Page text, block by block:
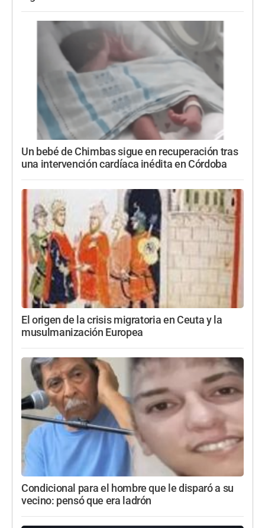
Un bebé de Chimbas sigue en recuperación tras
una intervención cardíaca inédita en Córdoba
El origen de la crisis migratoria en Ceuta y la
musulmanización Europea
Condicional para el hombre que le disparó a su
vecino: pensó que era ladrón